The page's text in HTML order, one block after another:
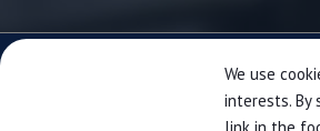
We use
interests. By